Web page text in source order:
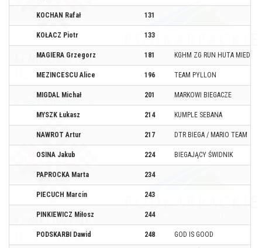
KOCHAN Rafał 131
KOŁACZ Piotr 133
MAGIERA Grzegorz 181 KGHM ZG RUN HUTA MIEDZI
MEZINCESCU Alice 196 TEAM PYLLON
MIGDAL Michał 201 MARKOWI BIEGACZE
MYSZK Łukasz 214 KUMPLE SEBANA
NAWROT Artur 217 DTR BIEGA / MARIO TEAM
OSINA Jakub 224 BIEGAJĄCY ŚWIDNIK
PAPROCKA Marta 234
PIECUCH Marcin 243
PINKIEWICZ Miłosz 244
PODSKARBI Dawid 248 GOD IS GOOD